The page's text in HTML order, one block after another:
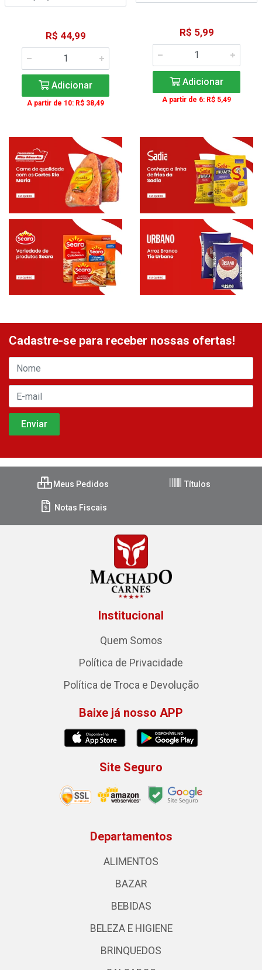
R$ 44,99
Adicionar
A partir de 10: R$ 38,49
R$ 5,99
Adicionar
A partir de 6: R$ 5,49
Cadastre-se para receber nossas ofertas!
Meus Pedidos Títulos
Notas Fiscais
Institucional
Quem Somos
Política de Privacidade
Política de Troca e Devolução
Baixe já nosso APP
Site Seguro
Departamentos
ALIMENTOS
BAZAR
BEBIDAS
BELEZA E HIGIENE
BRINQUEDOS